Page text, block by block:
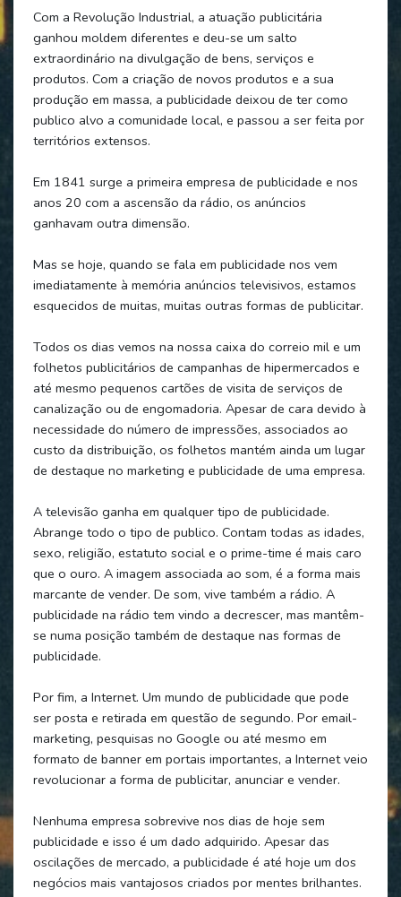
Com a Revolução Industrial, a atuação publicitária
ganhou moldem diferentes e deu-se um salto
extraordinário na divulgação de bens, serviços e
produtos. Com a criação de novos produtos e a sua
produção em massa, a publicidade deixou de ter como
publico alvo a comunidade local, e passou a ser feita por
territórios extensos.
Em 1841 surge a primeira empresa de publicidade e nos
anos 20 com a ascensão da rádio, os anúncios
ganhavam outra dimensão.
Mas se hoje, quando se fala em publicidade nos vem
imediatamente à memória anúncios televisivos, estamos
esquecidos de muitas, muitas outras formas de publicitar.
Todos os dias vemos na nossa caixa do correio mil e um
folhetos publicitários de campanhas de hipermercados e
até mesmo pequenos cartões de visita de serviços de
canalização ou de engomadoria. Apesar de cara devido à
necessidade do número de impressões, associados ao
custo da distribuição, os folhetos mantém ainda um lugar
de destaque no marketing e publicidade de uma empresa.
A televisão ganha em qualquer tipo de publicidade.
Abrange todo o tipo de publico. Contam todas as idades,
sexo, religião, estatuto social e o prime-time é mais caro
que o ouro. A imagem associada ao som, é a forma mais
marcante de vender. De som, vive também a rádio. A
publicidade na rádio tem vindo a decrescer, mas mantêm-
se numa posição também de destaque nas formas de
publicidade.
Por fim, a Internet. Um mundo de publicidade que pode
ser posta e retirada em questão de segundo. Por email-
marketing, pesquisas no Google ou até mesmo em
formato de banner em portais importantes, a Internet veio
revolucionar a forma de publicitar, anunciar e vender.
Nenhuma empresa sobrevive nos dias de hoje sem
publicidade e isso é um dado adquirido. Apesar das
oscilações de mercado, a publicidade é até hoje um dos
negócios mais vantajosos criados por mentes brilhantes.